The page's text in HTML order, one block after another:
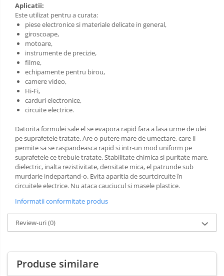
Aplicatii:
Este utilizat pentru a curata:
piese electronice si materiale delicate in general,
giroscoape,
motoare,
instrumente de precizie,
filme,
echipamente pentru birou,
camere video,
Hi-Fi,
carduri electronice,
circuite electrice.
Datorita formulei sale el se evapora rapid fara a lasa urme de ulei
pe suprafetele tratate. Are o putere mare de umectare, care ii
permite sa se raspandeasca rapid si intr-un mod uniform pe
suprafetele ce trebuie tratate. Stabilitate chimica si puritate mare,
dielectric, inalta rezistivitate, densitate mica, el patrunde sub
murdarie indepartand-o. Evita aparitia de scurtcircuite în
circuitele electrice. Nu ataca cauciucul si masele plastice.
Informatii conformitate produs
Review-uri(0)
Produse similare